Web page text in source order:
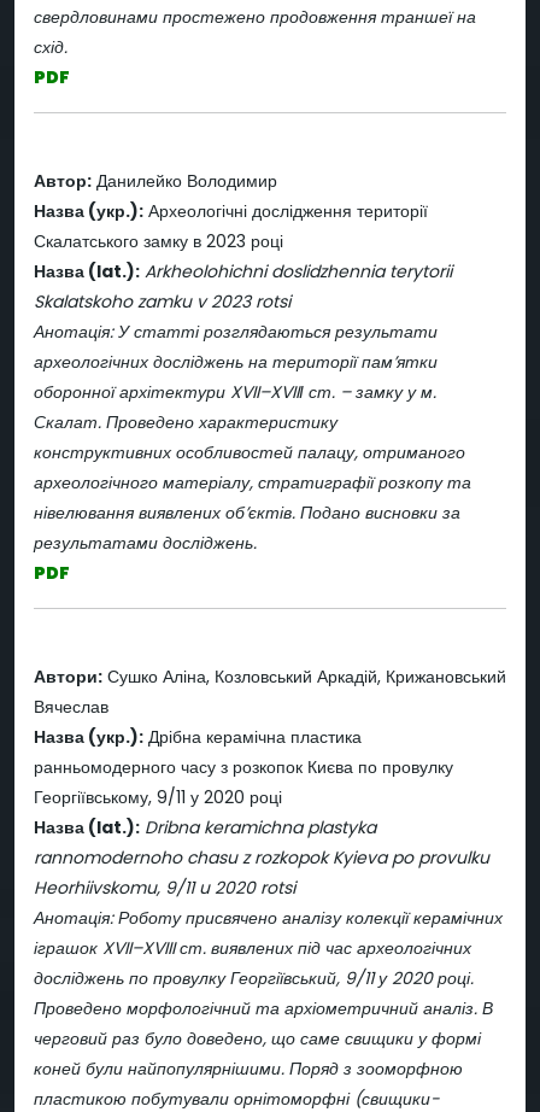
свердловинами простежено продовження траншеї на
схід.
PDF
Автор: Данилейко Володимир
Назва (укр.): Археологічні дослідження території
Скалатського замку в 2023 році
Назва (lat.): Arkheolohichni doslidzhennia terytorii
Skalatskoho zamku v 2023 rotsi
Анотація:У статті розглядаються результати
археологічних досліджень на території пам’ятки
оборонної архітектури XVII–XVIIІ ст. – замку у м.
Скалат. Проведено характеристику
конструктивних особливостей палацу, отриманого
археологічного матеріалу, стратиграфії розкопу та
нівелювання виявлених об’єктів. Подано висновки за
результатами досліджень.
PDF
Автори: Сушко Аліна, Козловський Аркадій, Крижановський
Вячеслав
Назва (укр.): Дрібна керамічна пластика
ранньомодерного часу з розкопок Києва по провулку
Георгіївському, 9/11 у 2020 році
Назва (lat.): Dribna keramichna plastyka
rannomodernoho chasu z rozkopok Kyieva po provulku
Heorhiivskomu, 9/11 u 2020 rotsi
Анотація: Роботу присвячено аналізу колекції керамічних
іграшок XVII–XVIII ст. виявлених під час археологічних
досліджень по провулку Георгіївський, 9/11 у 2020 році.
Проведено морфологічний та архіометричний аналіз. В
черговий раз було доведено, що саме свищики у формі
коней були найпопулярнішими. Поряд з зооморфною
пластикою побутували орнітоморфні (свищики-